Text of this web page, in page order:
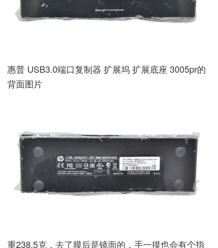
惠普 USB3.0端口复制器 扩展坞 扩展底座 3005pr的
背面图片
重238.5克，去了膜后是镜面的，手一摸也会有个指